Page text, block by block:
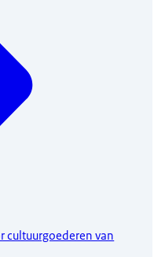
cultuurgoederen van